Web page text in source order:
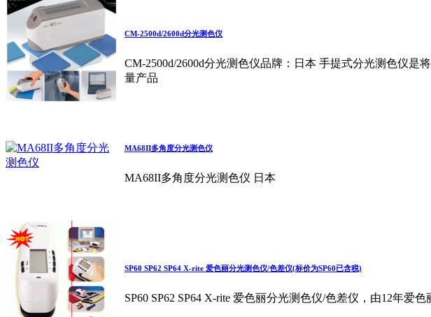
CM-2500d/2600d分光测色仪
CM-2500d/2600d分光测色仪品牌：日本 手提式分光测色仪
量产品
MA68II多角度分光测色仪
MA68II多角度分光测色仪 日本
SP60 SP62 SP64 X-rite 爱色丽分光测色仪/色差仪(标价为SP60已含税)
SP60 SP62 SP64 X-rite 爱色丽分光测色仪/色差仪，由12年爱